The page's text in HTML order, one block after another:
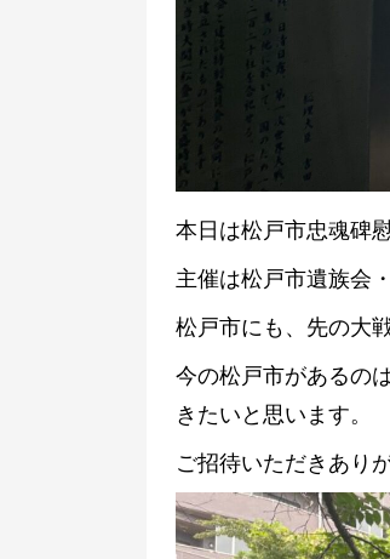
本日は松戸市忠魂碑
主催は松戸市遺族会
松戸市にも、先の大
今の松戸市があるの
きたいと思います。
ご招待いただきあり